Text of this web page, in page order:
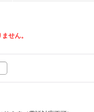
せん。